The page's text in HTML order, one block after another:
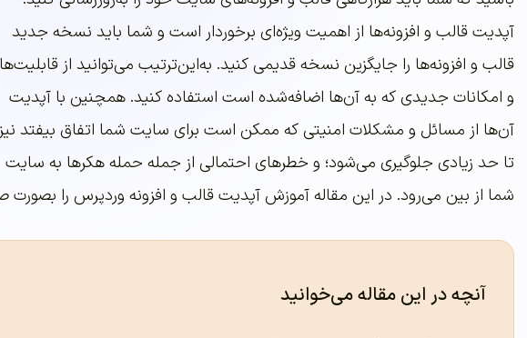
آپدیت قالب و افزونه‌ها از اهمیت ویژه‌ای برخوردار است و شما باید نسخه جدید
قالب و افزونه‌ها را جایگزین نسخه قدیمی کنید. به‌این‌ترتیب می‌توانید از قابلیت‌ها
و امکانات جدیدی که به آن‌ها اضافه‌شده است استفاده کنید. همچنین با آپدیت
آن‌ها از مسائل و مشکلات امنیتی که ممکن است برای سایت شما اتفاق بیفتد نیز
تا حد زیادی جلوگیری می‌شود؛ و خطرهای احتمالی از جمله حمله هکرها به سایت
شما از بین می‌رود. در این مقاله آموزش آپدیت قالب و افزونه وردپرس را
آنچه در این مقاله می‌خوانید